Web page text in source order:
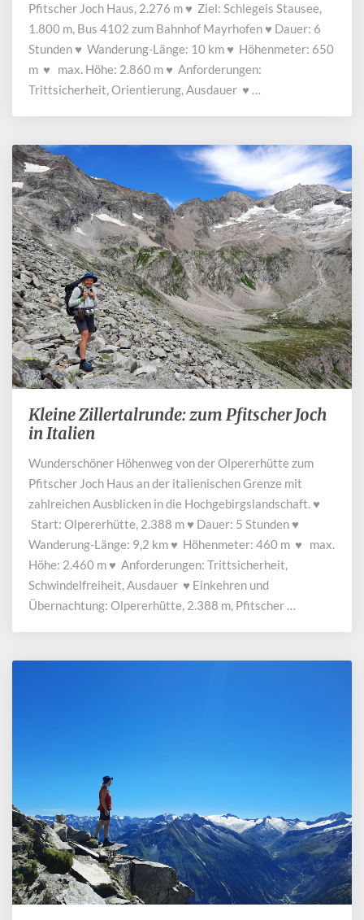
Pfitscher Joch Haus, 2.276 m ♥ Ziel: Schlegeis Stausee,
1.800 m, Bus 4102 zum Bahnhof Mayrhofen ♥ Dauer: 6
Stunden ♥ Wanderung-Länge: 10 km ♥ Höhenmeter: 650
m ♥ max. Höhe: 2.860 m ♥ Anforderungen:
Trittsicherheit, Orientierung, Ausdauer ♥ …
Kleine
Zillertalrunde:
Pfitscher
Joch
in
Italien
Kleine Zillertalrunde: zum Pfitscher Joch
in Italien
Wunderschöner Höhenweg von der Olpererhütte zum
Pfitscher Joch Haus an der italienischen Grenze mit
zahlreichen Ausblicken in die Hochgebirgslandschaft. ♥
Start: Olpererhütte, 2.388 m ♥ Dauer: 5 Stunden ♥
Wanderung-Länge: 9,2 km ♥ Höhenmeter: 460 m ♥ max.
Höhe: 2.460 m ♥ Anforderungen: Trittsicherheit,
Schwindelfreiheit, Ausdauer ♥ Einkehren und
Übernachtung: Olpererhütte, 2.388 m, Pfitscher …